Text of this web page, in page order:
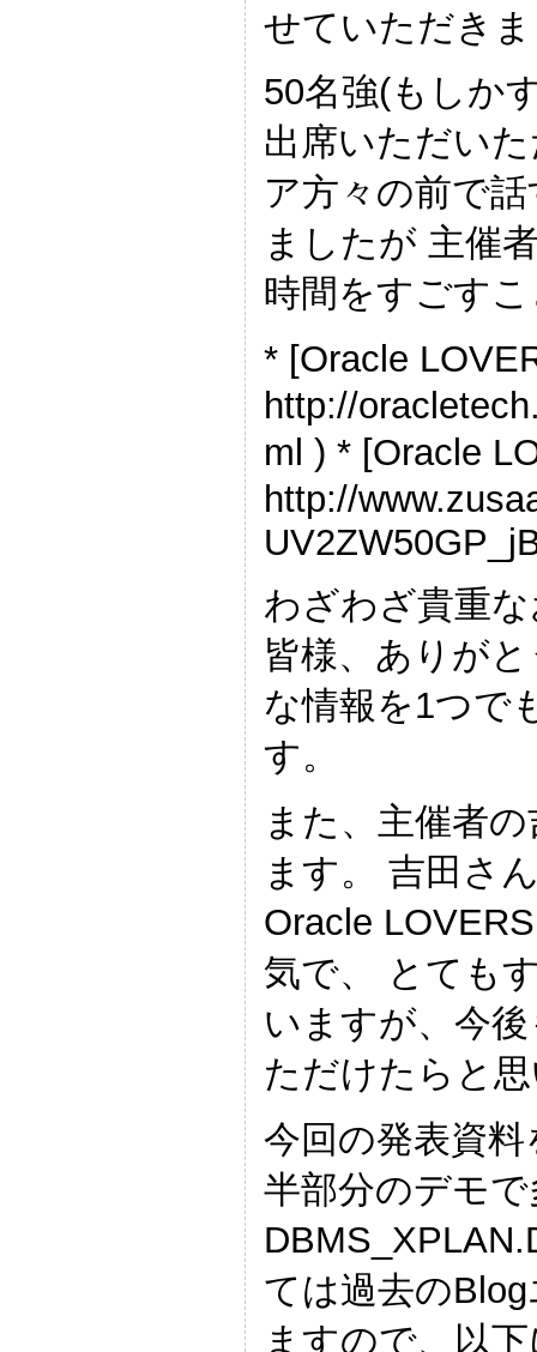
せていただき
50名強(もしか
出席いただい
ア方々の前で
ましたが 主催
時間をすごす
* [Oracle
http://
ml ) * [Oracle
http://
わざわざ貴重
皆様、ありが
な情報を1つで
す。
また、主催者
ます。 吉田さ
Oracle
気で、 とても
いますが、今
ただけたらと
今回の発表資
半部分のデモ
ては過去の
ますので、以